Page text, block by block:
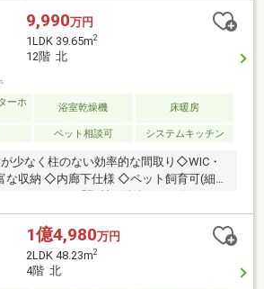
9,990万円
1LDK 39.65m2
12階 北
ーホ
浴室乾燥機 床暖房
ペット相談可 システムキッチン
少なく柱のない効率的な間取り◇WIC・
な収納 ◇内廊下仕様 ◇ペット飼育可(細則
ーキッチン「野村の仲介＋」で住まいを
つのサービスから1つをプレセント！ ※物
により適用できない場合もあります。 A）
け-----安心と快適をサポート B）住宅設備チ
んだ後も安心を C）選べる住まいクリーニ
ハウスコーティングD）セコム・ホームセ
1億4,980万円
2LDK 48.23m2
4階 北